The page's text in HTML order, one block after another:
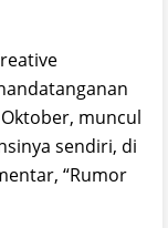
muncul
sendiri, di
“Rumor